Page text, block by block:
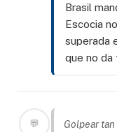
Brasil
Escocia
superada
que no da
💬
Golpear